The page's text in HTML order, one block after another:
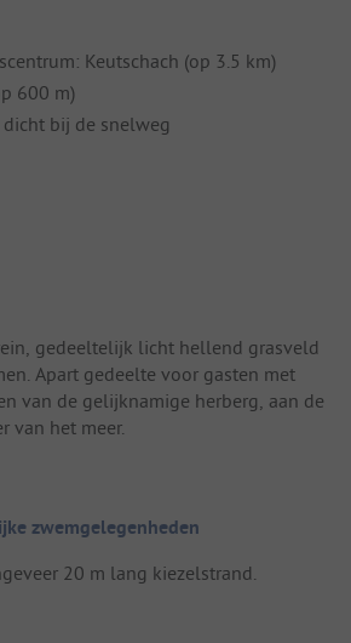
Keutschach (op 3.5 km)
600 m)
bij de snelweg
gedeeltelijk licht hellend grasveld
Apart gedeelte voor gasten met
van de gelijknamige herberg, aan de
van het meer.
zwemgelegenheden
20 m lang kiezelstrand.